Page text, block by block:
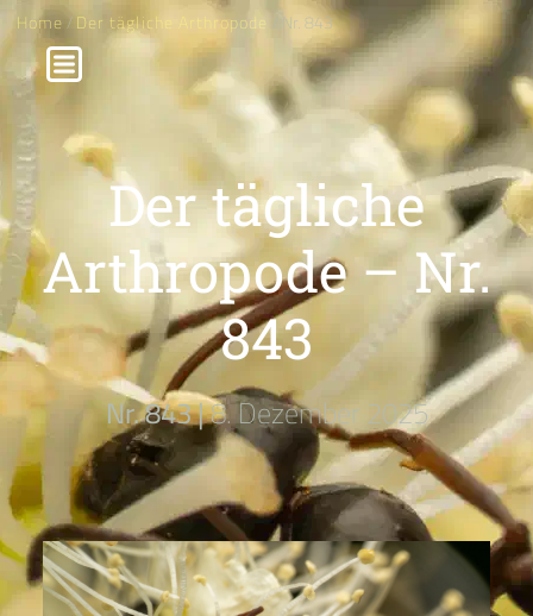
Home/Der tägliche Arthropode / Nr. 843
Der tägliche
Arthropode – Nr.
843
Nr. 843 |8. Dezember 2025